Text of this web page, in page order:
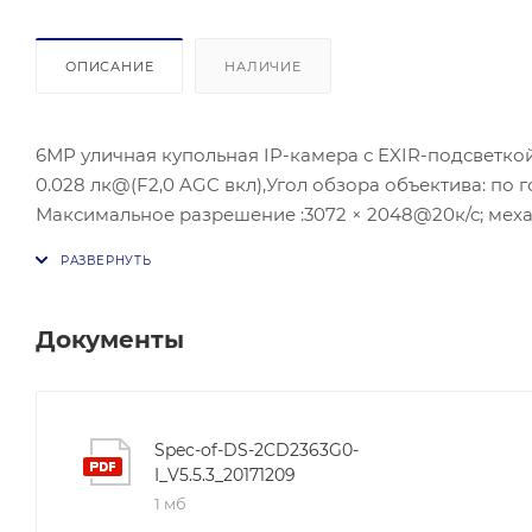
ОПИСАНИЕ НАЛИЧИЕ
6МР уличная купольная IP-камера с EXIR-
0.028 лк@(F2,0 AGC вкл),Угол обзора объектива: по
Максимальное разрешение :3072 × 2048@20к/с;
слот;Клиент-HIK-Connect;Защита- IP67;рабочие
Документы
Spec-of-DS-2CD2363G0-
I_V5.5.3_20171209
1 мб